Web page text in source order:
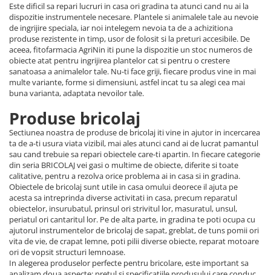
Este dificil sa repari lucruri in casa ori gradina ta atunci cand nu ai la
dispozitie instrumentele necesare. Plantele si animalele tale au nevoie
de ingrijire speciala, iar noi intelegem nevoia ta de a achizitiona
produse rezistente in timp, usor de folosit si la preturi accesibile. De
aceea, fitofarmacia AgriNin iti pune la dispozitie un stoc numeros de
obiecte atat pentru ingrijirea plantelor cat si pentru o crestere
sanatoasa a animalelor tale. Nu-ti face griji, fiecare produs vine in mai
multe variante, forme si dimensiuni, astfel incat tu sa alegi cea mai
buna varianta, adaptata nevoilor tale.
Produse bricolaj
Sectiunea noastra de produse de bricolaj iti vine in ajutor in incercarea
ta de a-ti usura viata vizibil, mai ales atunci cand ai de lucrat pamantul
sau cand trebuie sa repari obiectele care-ti apartin. In fiecare categorie
din seria BRICOLAJ vei gasi o multime de obiecte, diferite si toate
calitative, pentru a rezolva orice problema ai in casa si in gradina.
Obiectele de bricolaj sunt utile in casa omului deorece il ajuta pe
acesta sa intreprinda diverse activitati in casa, precum reparatul
obiectelor, insurubatul, prinsul ori strivitul lor, masuratul, unsul,
periatul ori cantaritul lor. Pe de alta parte, in gradina te poti ocupa cu
ajutorul instrumentelor de bricolaj de sapat, greblat, de tuns pomii ori
vita de vie, de crapat lemne, poti pilii diverse obiecte, reparat motoare
ori de vopsit structuri lemnoase.
In alegerea produselor perfecte pentru bricolare, este important sa